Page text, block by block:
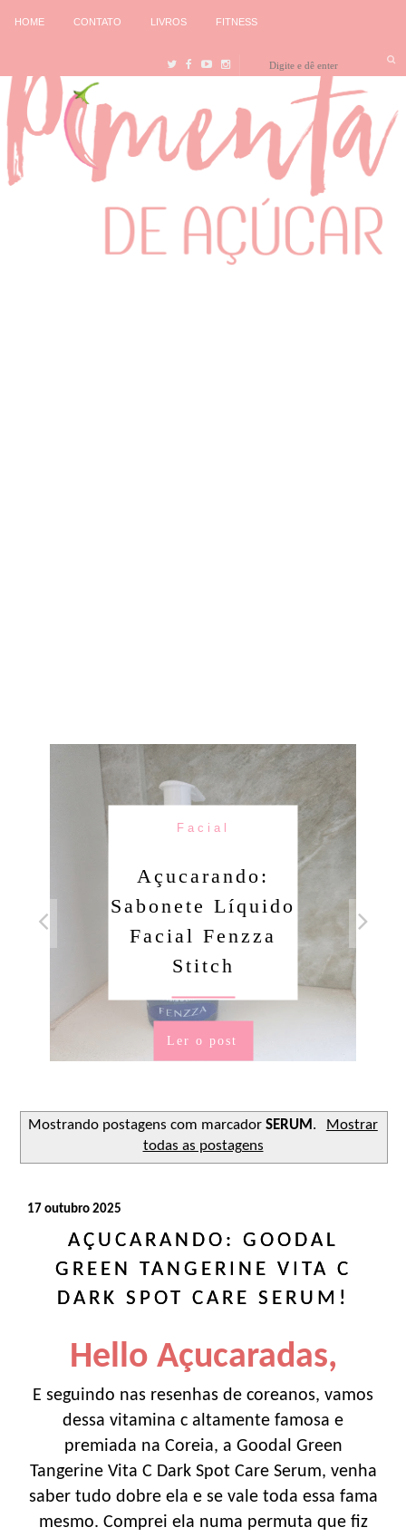
HOME CONTATO LIVROS FITNESS
Facial
Açucarando:
Sabonete Líquido
Facial Fenzza
Stitch
Ler o post
Mostrando postagens com marcadorSERUM .
Mostrar
todas as postagens
17 outubro 2025
AÇUCARANDO: GOODAL
GREEN TANGERINE VITA C
DARK SPOT CARE SERUM!
Hello Açucaradas,
E seguindo nas resenhas de coreanos, vamos
dessa vitamina c altamente famosa e
premiada na Coreia, a Goodal Green
Tangerine Vita C Dark Spot Care Serum, venha
saber tudo dobre ela e se vale toda essa fama
mesmo. Comprei ela numa permuta que fiz